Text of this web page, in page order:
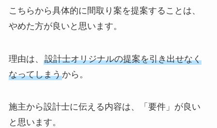
こちらから具体的に間取り案を提案することは、
やめた方が良いと思います。
理由は、 設計士オリジナルの提案を引き出せなく
なってしまうから。
施主から設計士に伝える内容は、「要件」が良い
と思います。